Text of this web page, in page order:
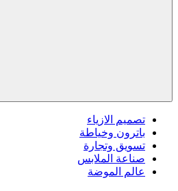
تصميم الازياء
باترون وخياطة
تسويق وتجارة
صناعة الملابس
عالم الموضة